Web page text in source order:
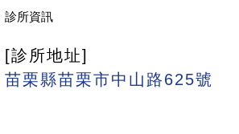
診所資訊
[診所地址]
苗栗縣苗栗市中山路625號